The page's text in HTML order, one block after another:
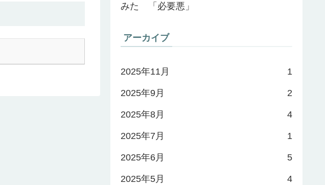
みた 「必要悪」
アーカイブ
2025年11月 1
2025年9月 2
2025年8月 4
2025年7月 1
2025年6月 5
2025年5月 4